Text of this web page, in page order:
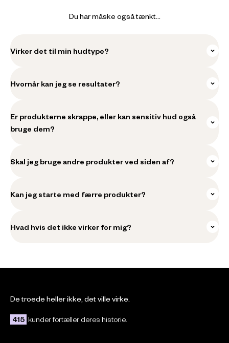
Du har måske også tænkt...
Virker det til min hudtype?
Hvornår kan jeg se resultater?
Er produkterne skrappe, eller kan sensitiv hud også
bruge dem?
Skal jeg bruge andre produkter ved siden af?
Kan jeg starte med færre produkter?
Hvad hvis det ikke virker for mig?
De troede heller ikke, det ville virke.
415 kunder fortæller deres historie.
hjælpe.”
Silvia
den ikke mere.”